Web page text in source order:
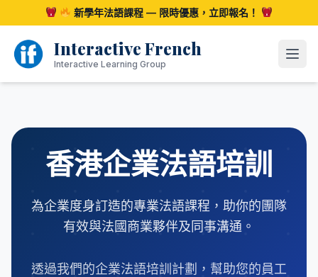
至
新學年法語課程 — 限時優惠，立即報名！
Interactive French
Interactive Learning Group 開啟
香港企業法語培訓
為企業度身訂造的專業法語課程，助你的團隊
有效與法國商業夥伴及同事溝通。
透過我們的企業法語培訓計劃，幫助您的員工